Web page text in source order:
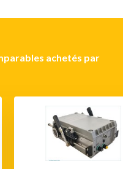
achetés par